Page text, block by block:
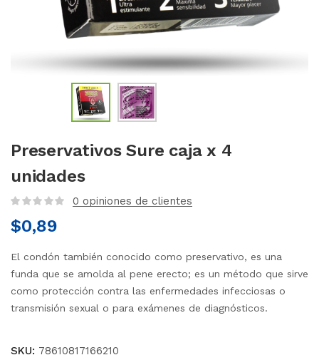
Preservativos Sure caja x 4
unidades
0 opiniones de clientes
$0,89
El condón también conocido como preservativo, es una
funda que se amolda al pene erecto; es un método que sirve
como protección contra las enfermedades infecciosas o
transmisión sexual o para exámenes de diagnósticos.
SKU: 78610817166210